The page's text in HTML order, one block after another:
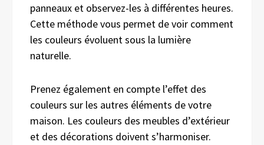
panneaux et observez-les à différentes heures.
Cette méthode vous permet de voir comment
les couleurs évoluent sous la lumière
naturelle.
Prenez également en compte l’effet des
couleurs sur les autres éléments de votre
maison. Les couleurs des meubles d’extérieur
et des décorations doivent s’harmoniser.